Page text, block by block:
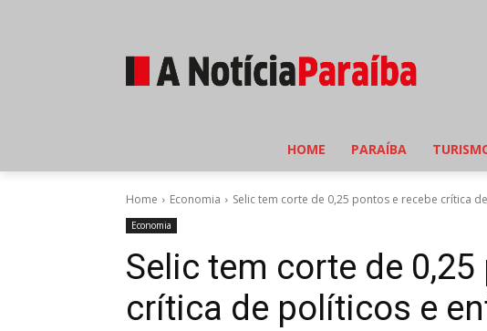
HOME PARAÍBA
Home Economia Selic tem corte de 0,25 pontos e recebe crítica
Economia
Selic tem corte de
crítica de políticos e